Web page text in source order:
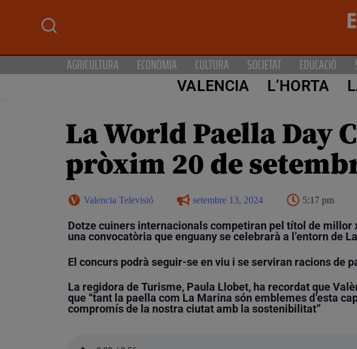
AGRICULTURA ECONOMIA CULTURA SOCIETAT EDUCACIÓ
VALENCIA L’HORTA
La World Paella Day
pròxim 20 de
Valencia Televisió setembre 13, 2024 5:17 pm
Dotze cuiners internacionals competiran pel títol de millor
una convocatòria que enguany se celebrarà a l’entorn de
El concurs podrà seguir-se en viu i se serviran racions de
La regidora de Turisme, Paula Llobet, ha recordat que
que “tant la paella com La Marina són emblemes d’esta
compromís de la nostra ciutat amb la sostenibilitat”